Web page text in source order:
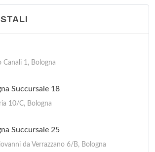
Canali 1, Bologna
Succursale 18
10/C, Bologna
Succursale 25
da Verrazzano 6/B, Bologna